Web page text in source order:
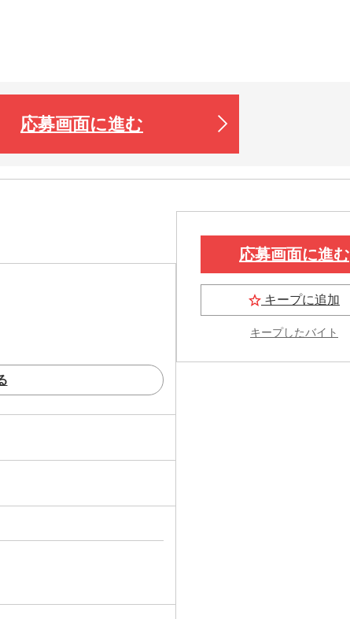
応募画面に進む
応募画面に進む
キープに追加
キープしたバイト